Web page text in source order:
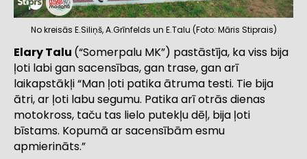
No kreisās E.Siliņš, A.Grīnfelds un E.Talu (Foto: Māris Stiprais)
Elary Talu (“Somerpalu MK”) pastāstīja, ka viss bija
ļoti labi gan sacensības, gan trase, gan arī
laikapstākļi “Man ļoti patika ātruma testi. Tie bija
ātri, ar ļoti labu segumu. Patika arī otrās dienas
motokross, taču tas lielo putekļu dēļ, bija ļoti
bīstams. Kopumā ar sacensībām esmu
apmierināts.”